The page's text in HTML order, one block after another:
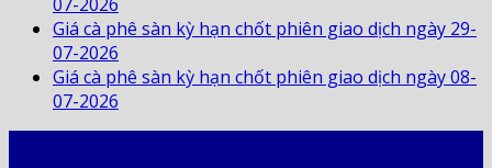
Giá cà phê sàn kỳ hạn chốt phiên giao dịch ngày 29-
07-2026
Giá cà phê sàn kỳ hạn chốt phiên giao dịch ngày 08-
07-2026